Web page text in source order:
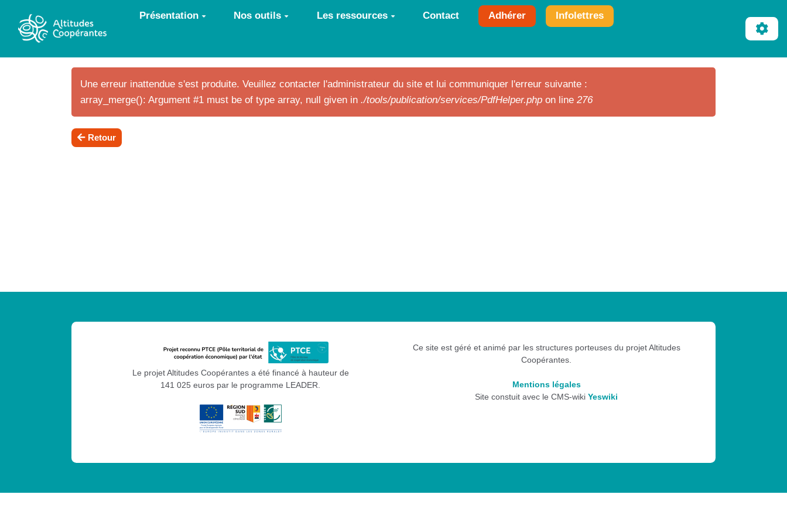
Aller au contenu principal Présentation Nos outils Les ressources Contact Adhérer Infolettres
Une erreur inattendue s'est produite. Veuillez contacter l'administrateur du site et lui communiquer l'erreur suivante :
array_merge(): Argument #1 must be of type array, null given in ./tools/publication/services/PdfHelper.php on line 276
Retour
Le projet Altitudes Coopérantes a été financé à hauteur de
141 025 euros par le programme LEADER.
Ce site est géré et animé par les structures porteuses du projet Altitudes
Coopérantes.
Mentions légales
Site constuit avec le CMS-wikiYeswiki